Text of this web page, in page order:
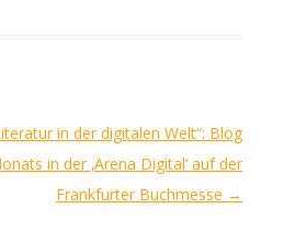
in der digitalen Welt“: Blog
in der ‚Arena Digital‘ auf der
Frankfurter Buchmesse →